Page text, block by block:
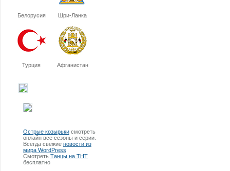
Белорусия Шри-Ланка
Турция Афганистан
Острые козырьки смотреть
онлайн все сезоны и серии.
Всегда свежие новости из
мира WordPress
Смотреть Танцы на ТНТ
бесплатно